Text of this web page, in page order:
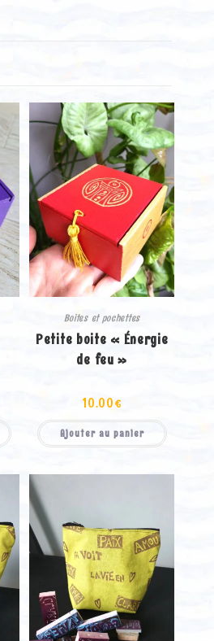
Boites et pochettes
Petite boite « Énergie
de feu »
10.00€
Ajouter au panier